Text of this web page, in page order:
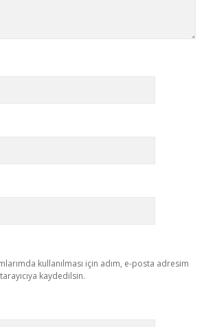
kullanılması için adım, e-posta adresim
kaydedilsin.